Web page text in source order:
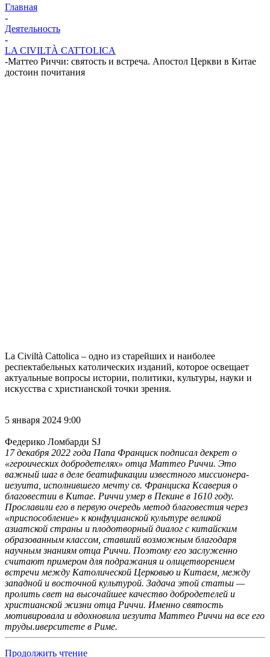
Главная
-
Деятельность
-
LA CIVILTÀ CATTOLICA
-Маттео Риччи: святость и встреча. Апостол Церкви в Китае
достоин почитания
La Civiltà Cattolica – одно из старейших и наиболее
респектабельных католических изданий, которое освещает
актуальные вопросы истории, политики, культуры, науки и
искусства с христианской точки зрения.
5 января 2024 9:00
Федерико Ломбарди SJ
17 декабря 2022 года Папа Франциск подписал декрет о
«героических добродетелях» отца Маттео Риччи. Это
важный шаг в деле беатификации известного миссионера-
иезуита, исполнившего мечту св. Франциска Ксаверия о
благовестии в Китае. Риччи умер в Пекине в 1610 году.
Прославили его в первую очередь метод благовестия через
«приспособление» к конфуцианской культуре великой
азиатской страны и плодотворный диалог с китайским
образованным классом, ставший возможным благодаря
научным знаниям отца Риччи. Поэтому его заслуженно
считают примером для подражания и олицетворением
встречи между Католической Церковью и Китаем, между
западной и восточной культурой. Задача этой статьи —
пролить свет на высочайшее качество добродетелей и
христианской жизни отца Риччи. Именно святость
мотивировала и вдохновила иезуита Маттео Риччи на все его
труды.иверситете в Риме.
Продолжить чтение